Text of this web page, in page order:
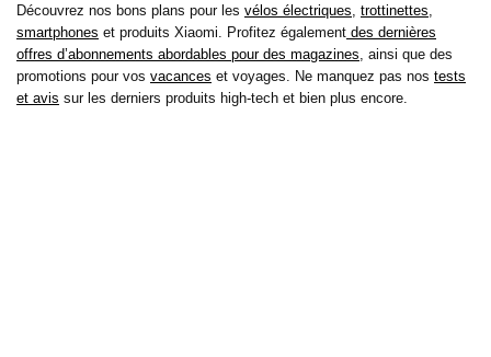
Découvrez nos bons plans pour les vélos électriques trottinettes
smartphones et produits Xiaomi. Profitez également des dernières
offres d’abonnements abordables pour des magazines , ainsi que des
promotions pour vos vacances et voyages. Ne manquez pas nos tests
et avis sur les derniers produits high-tech et bien plus encore.